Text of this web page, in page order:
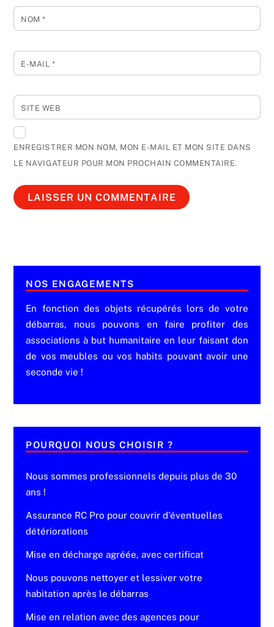
NOM*
E-MAIL *
SITE WEB
ENREGISTRER MON NOM, MON E-MAIL ET MON SITE DANS
LE NAVIGATEUR POUR MON PROCHAIN COMMENTAIRE.
NOS ENGAGEMENTS
En fonction des objets récupérés lors de votre
débarras, nous pouvons en faire profiter des
associations à but humanitaire en leur faisant don
de vos meubles ou vos habits pouvant avoir une
seconde vie !
POURQUOI NOUS CHOISIR ?
Nous sommes professionnels depuis plus de 30
ans !
Assurance RC Pro pour couvrir d'éventuelles
détériorations
Mise en décharge agréée, avec certificat
Nous pouvons nettoyer et lessiver votre
habitation après le débarras
Mise en relation avec des agences pour